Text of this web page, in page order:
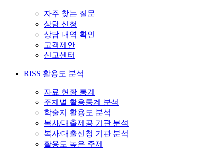
자주 찾는 질문
상담 신청
상담 내역 확인
고객제안
신고센터
RISS 활용도 분석
자료 현황 통계
주제별 활용통계 분석
학술지 활용도 분석
복사/대출제공 기관 분석
복사/대출신청 기관 분석
활용도 높은 주제